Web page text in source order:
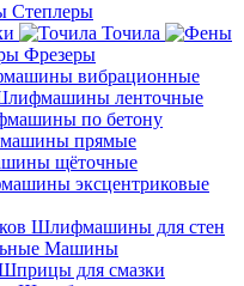
Степлеры
Точила
Фрезеры
Шлифмашины для стен
Машины